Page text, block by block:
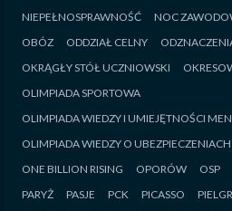
NIEPEŁNOSPRAWNOŚĆ
NOC
OBÓZ
ODDZIAŁ CELNY
OKRĄGŁY STÓŁ UCZNIOWSKI
OLIMPIADA SPORTOWA
OLIMPIADA WIEDZY I UMIEJĘTNOŚCI
OLIMPIADA WIEDZY O
ONE BILLION RISING
OPORÓW OSP
PARYŻ
PASJE PCK PICASSO